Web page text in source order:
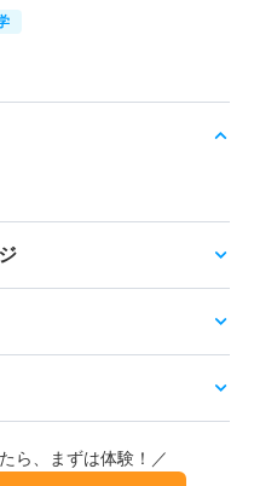
ら、まずは体験！／